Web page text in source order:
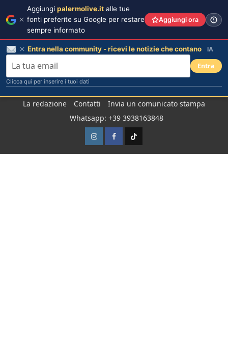
La redazione Contatti
Invia un comunicato stampa
Whatsapp: +39 3938163848
InstagramFacebook
TikTok
Aggiungi palermolive.it alle tue
fonti preferite su Google per restare
sempre informato
Aggiungi ora
Entra nella community - ricevi le notizie che contano IA
Entra
Clicca qui per inserire i tuoi dati